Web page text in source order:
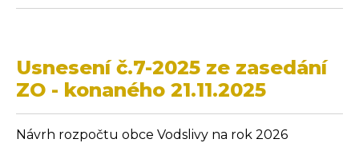
Usnesení č.7-2025 ze zasedání
ZO - konaného 21.11.2025
Návrh rozpočtu obce Vodslivy na rok 2026